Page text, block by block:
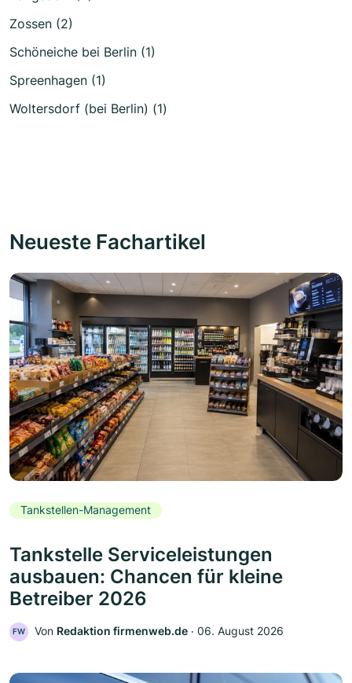
Zossen (2)
Schöneiche bei Berlin (1)
Spreenhagen (1)
Woltersdorf (bei Berlin) (1)
Neueste Fachartikel
Tankstellen-Management
Tankstelle Serviceleistungen
ausbauen: Chancen für kleine
Betreiber 2026
FW Von Redaktion firmenweb.de ‧ 06. August 2026